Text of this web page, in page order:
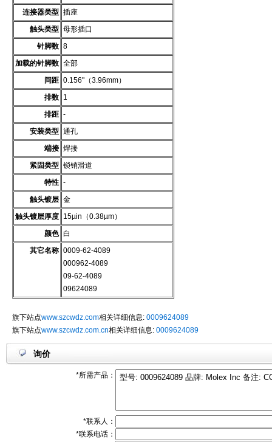
连接器类型 插座
触头类型 母形插口
针脚数 8
加载的针脚数 全部
间距 0.156"（3.96mm）
排数 1
排距 -
安装类型 通孔
端接 焊接
紧固类型 锁销滑道
特性 -
触头镀层 金
触头镀层厚度 15µin（0.38µm）
颜色 白
其它名称 0009-62-4089
000962-4089
09-62-4089
09624089
旗下站点www.szcwdz.com相关详细信息: 0009624089
旗下站点www.szcwdz.com.cn相关详细信息: 0009624089
询价
*所需产品：
*联系人：
*联系电话：